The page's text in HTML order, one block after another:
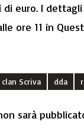
euro. I
ore 11 in
clan Scriva dda
sarà